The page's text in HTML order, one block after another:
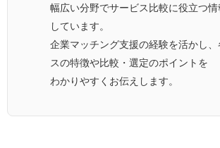
幅広い分野でサービス比較に役立つ
しています。
企業マッチング支援の経験を活かし
スの特徴や比較・選定のポイントを
わかりやすくお伝えします。